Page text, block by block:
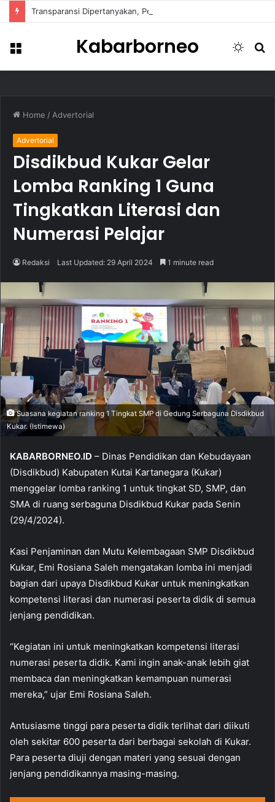
Menu Kabarborneo
Switch
Home / Advertorial
Advertorial
Disdikbud Kukar Gelar
Lomba Ranking 1 Guna
Tingkatkan Literasi dan
Numerasi Pelajar
Redaksi Last Updated: 29 April 2024 1 minute read
Suasana kegiatan ranking 1 Tingkat SMP di Gedung Serbaguna Disdikbud
Kukar. (Istimewa)
KABARBORNEO.ID – Dinas Pendidikan dan Kebudayaan
(Disdikbud) Kabupaten Kutai Kartanegara (Kukar)
menggelar lomba ranking 1 untuk tingkat SD, SMP, dan
SMA di ruang serbaguna Disdikbud Kukar pada Senin
(29/4/2024).
Kasi Penjaminan dan Mutu Kelembagaan SMP Disdikbud
Kukar, Emi Rosiana Saleh mengatakan lomba ini menjadi
bagian dari upaya Disdikbud Kukar untuk meningkatkan
kompetensi literasi dan numerasi peserta didik di semua
jenjang pendidikan.
“Kegiatan ini untuk meningkatkan kompetensi literasi
numerasi peserta didik. Kami ingin anak-anak lebih giat
membaca dan meningkatkan kemampuan numerasi
mereka,” ujar Emi Rosiana Saleh.
Antusiasme tinggi para peserta didik terlihat dari diikuti
oleh sekitar 600 peserta dari berbagai sekolah di Kukar.
Para peserta diuji dengan materi yang sesuai dengan
jenjang pendidikannya masing-masing.